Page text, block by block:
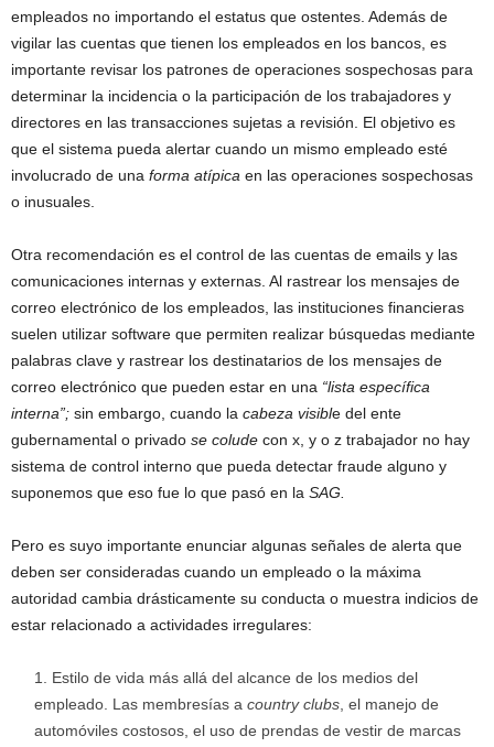
empleados no importando el estatus que ostentes. Además de
vigilar las cuentas que tienen los empleados en los bancos, es
importante revisar los patrones de operaciones sospechosas para
determinar la incidencia o la participación de los trabajadores y
directores en las transacciones sujetas a revisión. El objetivo es
que el sistema pueda alertar cuando un mismo empleado esté
involucrado de una forma atípica en las operaciones sospechosas
o inusuales.
Otra recomendación es el control de las cuentas de emails y las
comunicaciones internas y externas. Al rastrear los mensajes de
correo electrónico de los empleados, las instituciones financieras
suelen utilizar software que permiten realizar búsquedas mediante
palabras clave y rastrear los destinatarios de los mensajes de
correo electrónico que pueden estar en una “lista específica
interna”; sin embargo, cuando la cabeza visible del ente
gubernamental o privado se colude con x, y o z trabajador no hay
sistema de control interno que pueda detectar fraude alguno y
suponemos que eso fue lo que pasó en la SAG.
Pero es suyo importante enunciar algunas señales de alerta que
deben ser consideradas cuando un empleado o la máxima
autoridad cambia drásticamente su conducta o muestra indicios de
estar relacionado a actividades irregulares:
Estilo de vida más allá del alcance de los medios del
empleado. Las membresías a country clubs , el manejo de
automóviles costosos, el uso de prendas de vestir de marcas